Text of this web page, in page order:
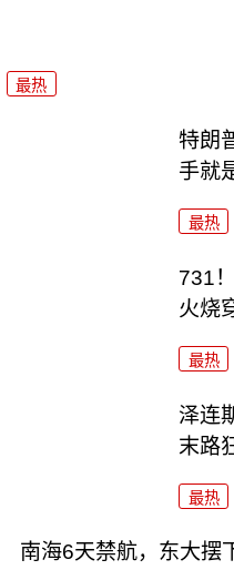
最热
特朗
手就
最热
731
火烧
最热
泽连
末路
最热
南海6天禁航，东大摆